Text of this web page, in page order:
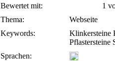
Bewertet mit:
1
Thema:
Webseite
Keywords:
Klinkersteine
Pflastersteine
Sprachen: